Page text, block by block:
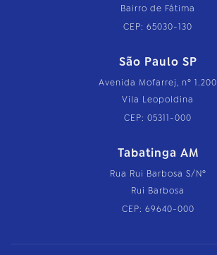
Bairro de Fátima
CEP: 65030-130
São Paulo SP
Avenida Mofarrej, nº 1.200
Vila Leopoldina
CEP: 05311-000
Tabatinga AM
Rua Rui Barbosa S/Nº
Rui Barbosa
CEP: 69640-000